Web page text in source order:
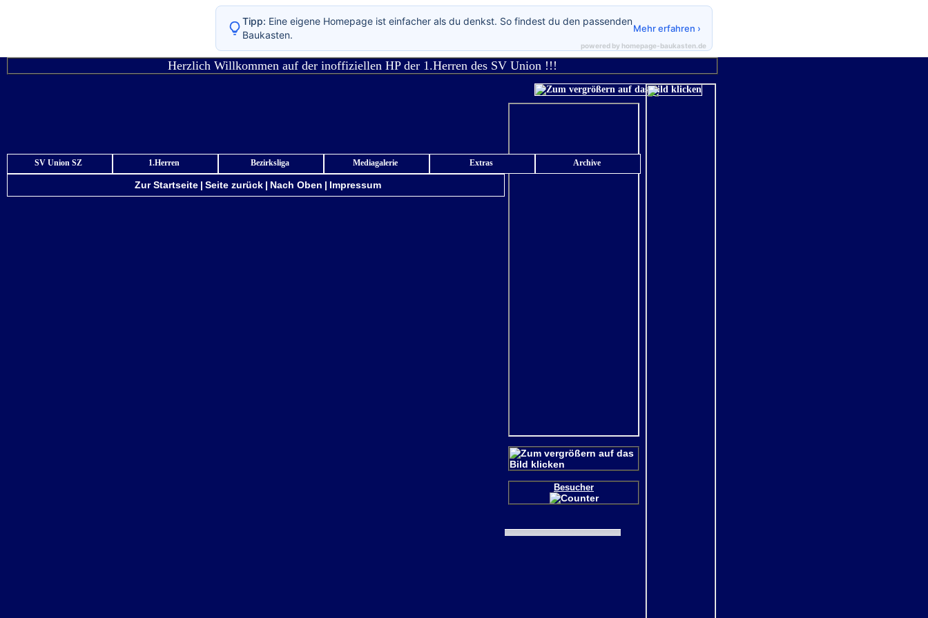
Herzlich Willkommen auf der inoffiziellen HP der 1.Herren des SV Union !!!
SV Union SZ 1.Herren Bezirksliga Mediagalerie Extras Archive
Zur Startseite | Seite zurück | Nach Oben | Impressum
Besucher
Tipp: Eine eigene Homepage ist einfacher als du denkst. So findest du den passenden
Baukasten.
Mehr erfahren ›
powered by homepage-baukasten.de